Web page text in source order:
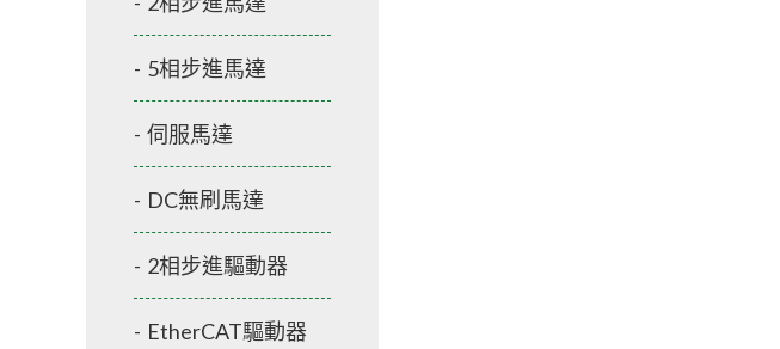
5相步進馬達
伺服馬達
DC無刷馬達
2相步進驅動器
EtherCAT驅動器